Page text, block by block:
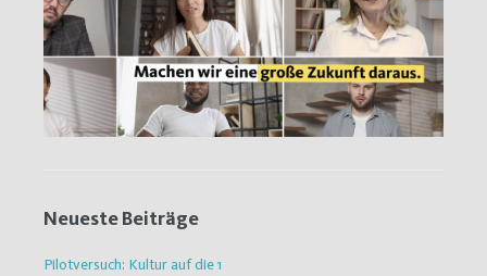
Neueste Beiträge
Pilotversuch: Kultur auf die 1